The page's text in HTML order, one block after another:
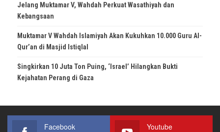
Jelang Muktamar V, Wahdah Perkuat Wasathiyah dan
Kebangsaan
Muktamar V Wahdah Islamiyah Akan Kukuhkan 10.000 Guru Al-
Qur’an di Masjid Istiqlal
Singkirkan 10 Juta Ton Puing, ‘Israel’ Hilangkan Bukti
Kejahatan Perang di Gaza
Facebook Youtube